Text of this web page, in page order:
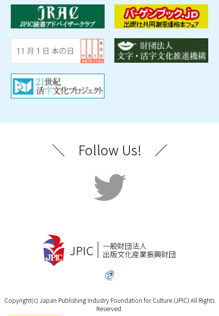
＼ Follow Us! ／
JPIC
一般財団法人
出版文化産業振興財団
Copyright(c) Japan Publishing Industry Foundation for Culture (JPIC) All Rights
Reserved.